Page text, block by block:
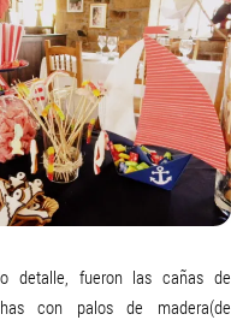
detalle, fueron las cañas de
con palos de madera(de